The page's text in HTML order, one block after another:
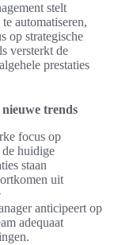
stelt
automatiseren,
op strategische
versterkt de
prestaties
trends
focus op
huidige
staan
uit
anticipeert op
adequaat